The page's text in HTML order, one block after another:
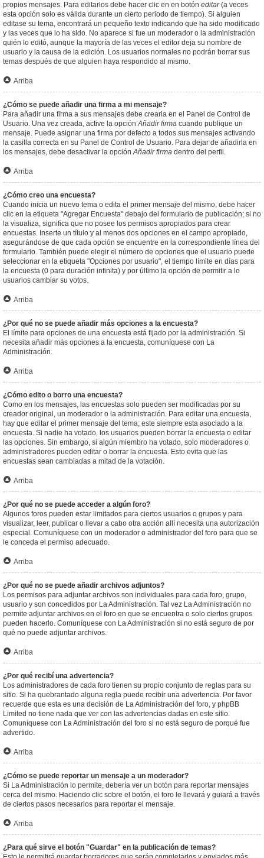
propios mensajes. Para editarlos debe hacer clic en en botón editar(a veces
esta opción solo es válida durante un cierto periodo de tiempo). Si alguien
editase su tema, encontrará un pequeño texto indicando que ha sido modificado
y las veces que lo ha sido. No aparece si fue un moderador o la administración
quién lo editó, aunque la mayoría de las veces el editor deja su nombre de
usuario y la causa de la edición. Los usuarios normales no podrán borrar sus
temas después de que alguien haya respondido al mismo.
Arriba
¿Cómo se puede añadir una firma a mi mensaje?
Para añadir una firma a sus mensajes debe crearla en el Panel de Control de
Usuario. Una vez creada, active la opciónAñadir firma cuando publique un
mensaje. Puede asignar una firma por defecto a todos sus mensajes activando
la casilla correcta en su Panel de Control de Usuario. Para dejar de añadirla en
los mensajes, debe desactivar la opciónAñadir firma dentro del perfil.
Arriba
¿Cómo creo una encuesta?
Cuando inicia un nuevo tema o edita el primer mensaje del mismo, debe hacer
clic en la etiqueta "Agregar Encuesta" debajo del formulario de publicación; si no
la visualiza, significa que no posee los permisos apropiados para crear
encuestas. Inserte un título y al menos dos opciones en el campo apropiado,
asegurándose de que cada opción se encuentre en la correspondiente línea del
formulario. También puede elegir el número de opciones que el usuario puede
seleccionar en la etiqueta "Opciones por usuario", el tiempo límite en días para
la encuesta (0 para duración infinita) y por último la opción de permitir a lo
usuarios cambiar su votos.
Arriba
¿Por qué no se puede añadir más opciones a la encuesta?
El límite para opciones de una encuesta está fijado por la administración. Si
necesita añadir más opciones a la encuesta, comuníquese con La
Administración.
Arriba
¿Cómo edito o borro una encuesta?
Como en los mensajes, las encuestas solo pueden ser modificadas por su
creador original, un moderador o la administración. Para editar una encuesta,
hay que editar el primer mensaje del tema; este siempre esta asociado a la
encuesta. Si nadie ha votado, los usuarios pueden borrar la encuesta o editar
las opciones. Sin embargo, si algún miembro ha votado, solo moderadores o
administradores pueden editar o borrar la encuesta. Esto evita que las
encuestas sean cambiadas a mitad de la votación.
Arriba
¿Por qué no se puede acceder a algún foro?
Algunos foros pueden estar limitados para ciertos usuarios o grupos y para
visualizar, leer, publicar o llevar a cabo otra acción allí necesita una autorización
especial. Comuníquese con un moderador o administrador del foro para que se
le conceda el permiso adecuado.
Arriba
¿Por qué no se puede añadir archivos adjuntos?
Los permisos para adjuntar archivos son individuales para cada foro, grupo,
usuario y son concedidos por La Administración. Tal vez La Administración no
permite adjuntar archivos en el foro en que se encuentra o solo ciertos grupos
pueden hacerlo. Comuníquese con La Administración si no está seguro de por
qué no puede adjuntar archivos.
Arriba
¿Por qué recibí una advertencia?
Los administradores de cada foro tienen su propio conjunto de reglas para su
sitio. Si ha quebrantado alguna regla puede recibir una advertencia. Por favor
recuerde que esta es una decisión de La Administración del foro, y phpBB
Limited no tiene nada que ver con las advertencias dadas en este sitio.
Comuníquese con La Administración del foro si no está seguro de porqué fue
advertido.
Arriba
¿Cómo se puede reportar un mensaje a un moderador?
Si La Administración lo permite, debería ver un botón para reportar mensajes
cerca del mismo. Haciendo clic sobre el botón, el foro le llevará y guiará a través
de ciertos pasos necesarios para reportar el mensaje.
Arriba
¿Para qué sirve el botón "Guardar" en la publicación de temas?